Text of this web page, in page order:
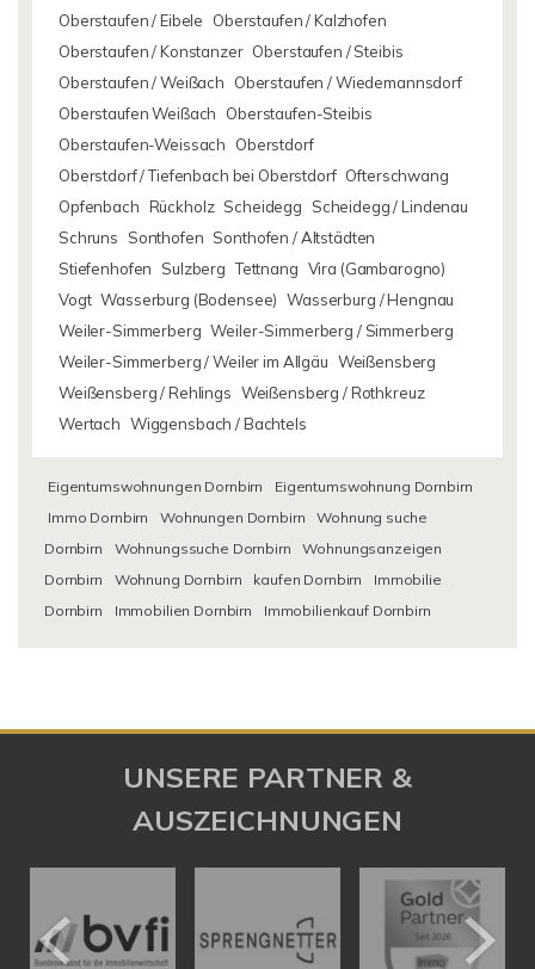
Oberstaufen / Eibele
Oberstaufen / Kalzhofen
Oberstaufen / Konstanzer Oberstaufen / Steibis
Oberstaufen / Weißach
Oberstaufen / Wiedemannsdorf
Oberstaufen Weißach
Oberstaufen-Steibis
Oberstaufen-Weissach
Oberstdorf
Oberstdorf / Tiefenbach bei Oberstdorf Ofterschwang
Opfenbach Rückholz Scheidegg
Scheidegg / Lindenau
Schruns
Sonthofen Sonthofen / Altstädten
Stiefenhofen
Sulzberg Tettnang Vira (Gambarogno)
Vogt Wasserburg (Bodensee) Wasserburg / Hengnau
Weiler-Simmerberg Weiler-Simmerberg / Simmerberg
Weiler-Simmerberg / Weiler im Allgäu Weißensberg
Weißensberg / Rehlings Weißensberg / Rothkreuz
Wertach Wiggensbach / Bachtels
Eigentumswohnungen Dornbirn
Eigentumswohnung Dornbirn
Immo Dornbirn
Wohnungen Dornbirn
Wohnung suche
Dornbirn
Wohnungssuche Dornbirn
Wohnungsanzeigen
Dornbirn
Wohnung Dornbirn kaufen Dornbirn
Immobilie
Dornbirn
Immobilien Dornbirn Immobilienkauf Dornbirn
UNSERE PARTNER &
AUSZEICHNUNGEN